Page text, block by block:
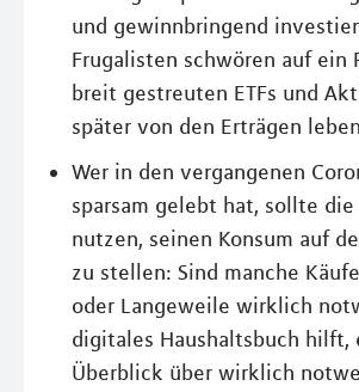
und gewinnbringend
Frugalisten schwören auf ein
breit gestreuten ETFs und
später von den Erträgen
Wer in den vergangenen
sparsam gelebt hat, sollte die
nutzen, seinen Konsum auf
zu stellen: Sind manche
oder Langeweile wirklich
digitales Haushaltsbuch hilft,
Überblick über wirklich